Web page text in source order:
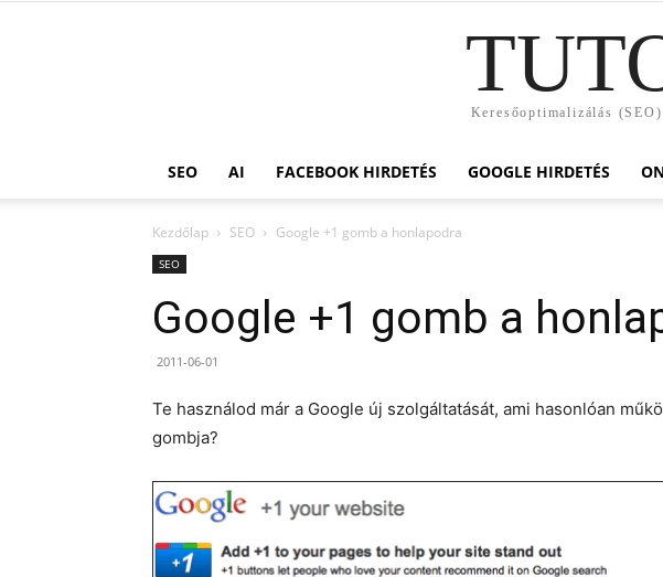
Keresőoptimalizálás
SEO AI FACEBOOK HIRDETÉS GOOGLE HIRDETÉS
Kezdőlap SEO Google +1 gomb a honlapodra
SEO
Google +1 gomb a
2011-06-01
Te használod már a Google új szolgáltatását, ami hasonlóan
gombja?